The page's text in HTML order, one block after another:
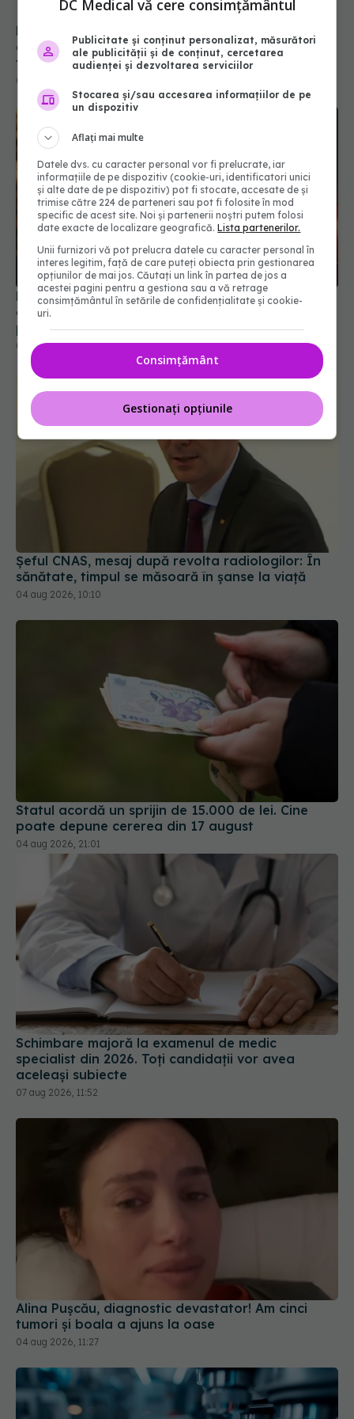
Ministerul Sănătății activează planul pentru
caniculă. Măsuri speciale în spitale și recomandări
pentru populație
03 aug 2026, 10:30
Șeful CNAS, mesaj după revolta radiologilor: În
sănătate, timpul se măsoară în șanse la viață
Statul acordă un sprijin de 15.000 de lei. Cine
poate depune cererea din 17 august
Schimbare majoră la examenul de medic
specialist din 2026. Toți candidații vor avea
aceleași subiecte
07 aug 2026, 11:52
Alina Pușcău, diagnostic devastator! Am cinci
tumori și boala a ajuns la oase
DC Medical vă cere consimțământul
Publicitate și conținut personalizat, măsurători
ale publicității și de conținut, cercetarea
audienței și dezvoltarea serviciilor
Stocarea și/sau accesarea informațiilor de pe
un dispozitiv
Aflați mai multe
Datele dvs. cu caracter personal vor fi prelucrate, iar
informațiile de pe dispozitiv (cookie-uri, identificatori unici
și alte date de pe dispozitiv) pot fi stocate, accesate de și
trimise către 224 de parteneri sau pot fi folosite în mod
specific de acest site. Noi și partenerii noștri putem folosi
date exacte de localizare geografică.Lista partenerilor.
Unii furnizori vă pot prelucra datele cu caracter personal în
interes legitim, față de care puteți obiecta prin gestionarea
opțiunilor de mai jos. Căutați un link în partea de jos a
acestei pagini pentru a gestiona sau a vă retrage
consimțământul în setările de confidențialitate și cookie-
uri.
Consimțământ
Gestionați opțiunile